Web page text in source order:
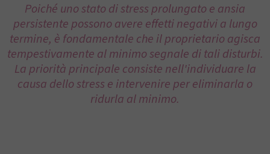
Poiché uno stato di stress prolungato e ansia
persistente possono avere effetti negativi a lungo
termine, è fondamentale che il proprietario agisca
tempestivamente al minimo segnale di tali disturbi.
La priorità principale consiste nell'individuare la
causa dello stress e intervenire per eliminarla o
ridurla al minimo.